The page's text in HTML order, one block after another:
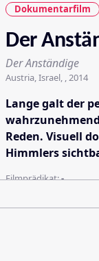
Dokumentarfilm
Der
Der Anständige
Austria, Israel, , 2014
Lange galt der
Reden. Visuell
Himmlers
Filmprädikat:-